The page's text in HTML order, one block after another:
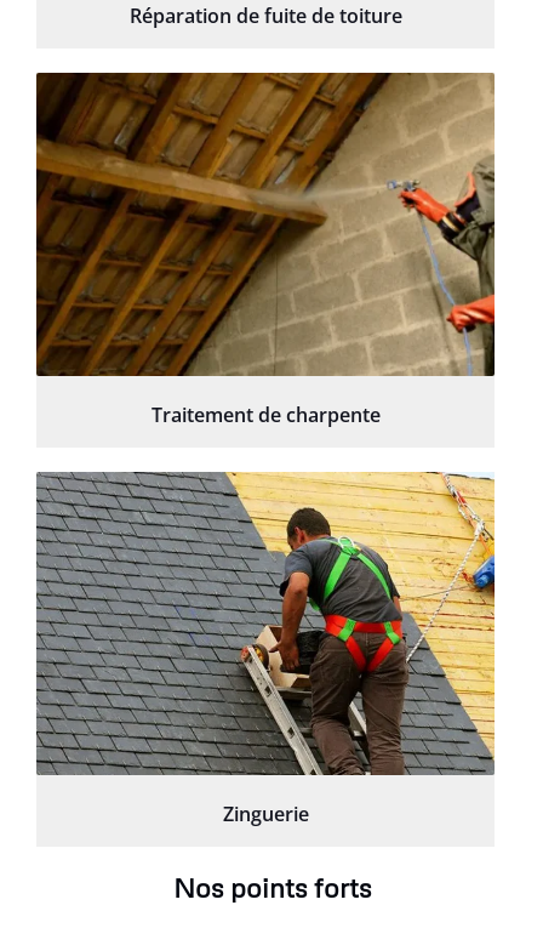
Réparation de fuite de toiture
Traitement de charpente
Zinguerie
Nos points forts